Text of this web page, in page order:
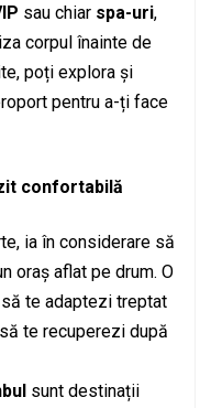
sau chiar spa-uri,
corpul înainte de
poți explora și
pentru a-ți face
confortabilă
ia în considerare să
oraș aflat pe drum. O
te adaptezi treptat
te recuperezi după
sunt destinații